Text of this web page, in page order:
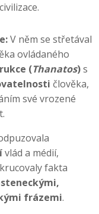
V něm se střetával
ovládaného
(Thanatos)s
člověka,
své vrozené
vlád a médií,
fakta
frázemi.